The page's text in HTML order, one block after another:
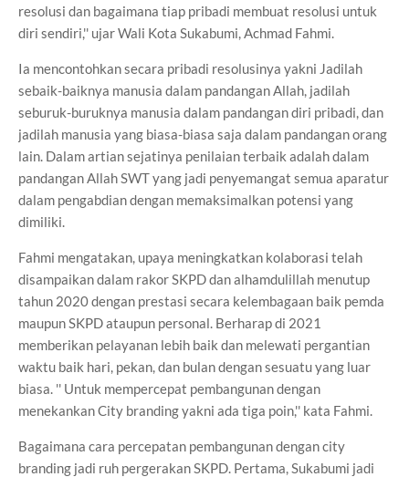
resolusi dan bagaimana tiap pribadi membuat resolusi untuk
diri sendiri,'' ujar Wali Kota Sukabumi, Achmad Fahmi.
Ia mencontohkan secara pribadi resolusinya yakni Jadilah
sebaik-baiknya manusia dalam pandangan Allah, jadilah
seburuk-buruknya manusia dalam pandangan diri pribadi, dan
jadilah manusia yang biasa-biasa saja dalam pandangan orang
lain. Dalam artian sejatinya penilaian terbaik adalah dalam
pandangan Allah SWT yang jadi penyemangat semua aparatur
dalam pengabdian dengan memaksimalkan potensi yang
dimiliki.
Fahmi mengatakan, upaya meningkatkan kolaborasi telah
disampaikan dalam rakor SKPD dan alhamdulillah menutup
tahun 2020 dengan prestasi secara kelembagaan baik pemda
maupun SKPD ataupun personal. Berharap di 2021
memberikan pelayanan lebih baik dan melewati pergantian
waktu baik hari, pekan, dan bulan dengan sesuatu yang luar
biasa. '' Untuk mempercepat pembangunan dengan
menekankan City branding yakni ada tiga poin,'' kata Fahmi.
Bagaimana cara percepatan pembangunan dengan city
branding jadi ruh pergerakan SKPD. Pertama, Sukabumi jadi